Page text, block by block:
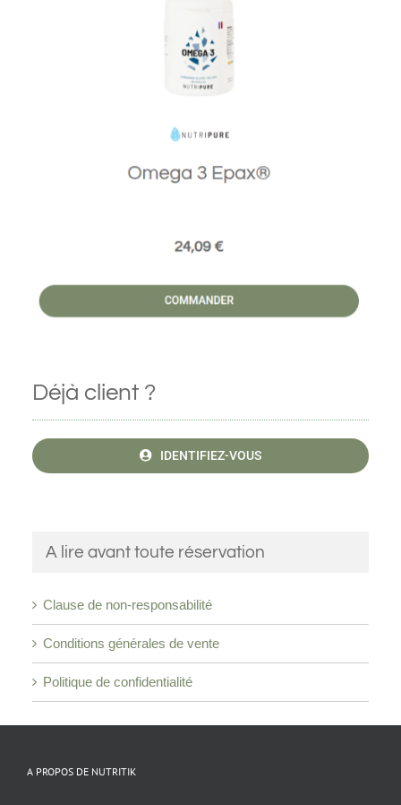
Déjà client ?
IDENTIFIEZ-VOUS
A lire avant toute réservation
Clause de non-responsabilité
Conditions générales de vente
Politique de confidentialité
A PROPOS DE NUTRITIK